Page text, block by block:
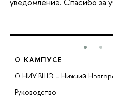
О КАМПУСЕ
О НИУ ВШЭ – Нижний
Руководство